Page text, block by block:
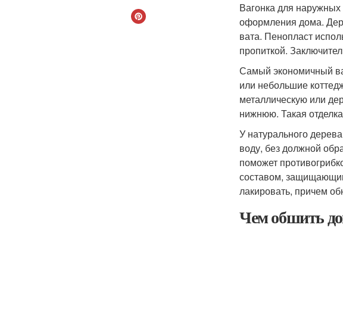
Вагонка для
оформления дома.
вата. Пенопласт
пропиткой.
Самый экономичный
или небольшие
металлическую или
нижнюю. Такая
У натурального
воду, без должной
поможет
составом,
лакировать, причем
Чем обшить